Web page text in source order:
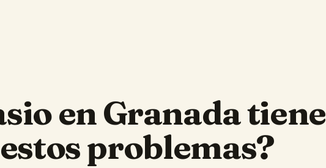
enGranadatiene
problemas?